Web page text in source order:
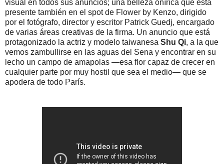
visual en todos sus anuncios; una belleza onírica que está
presente también en el spot de Flower by Kenzo, dirigido
por el fotógrafo, director y escritor Patrick Guedj, encargado
de varias áreas creativas de la firma. Un anuncio que está
protagonizado la actriz y modelo taiwanesa Shu Qi, a la que
vemos zambullirse en las aguas del Sena y encontrar en su
lecho un campo de amapolas —esa flor capaz de crecer en
cualquier parte por muy hostil que sea el medio— que se
apodera de todo París.